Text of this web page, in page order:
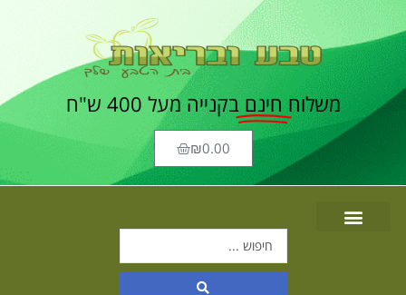
משלוח חינם בקנייה מעל 400 ש"ח
₪0.00